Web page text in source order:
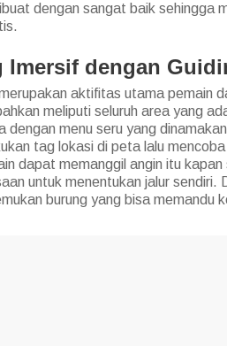
dengan sangat baik sehingga
Imersif dengan
aktifitas utama pemain
meliputi seluruh area yang
dengan menu seru yang
tag lokasi di peta lalu
dapat memanggil angin itu
untuk menentukan jalur sendiri.
burung yang bisa memandu